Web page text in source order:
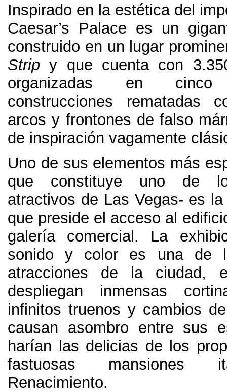
Inspirado en la estética del
Caesar’s Palace es un
construido en un lugar
Strip y que cuenta con
organizadas en cinco
construcciones rematadas
arcos y frontones de falso
de inspiración vagamente
Uno de sus elementos más
que constituye uno de
atractivos de Las Vegas- es la
que preside el acceso al
galería comercial. La
sonido y color es una de
atracciones de la ciudad,
despliegan inmensas
infinitos truenos y cambios
causan asombro entre sus
harían las delicias de los
fastuosas mansiones
Renacimiento.